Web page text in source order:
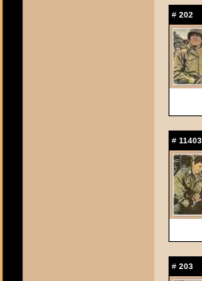
# 202
# 11403
# 203